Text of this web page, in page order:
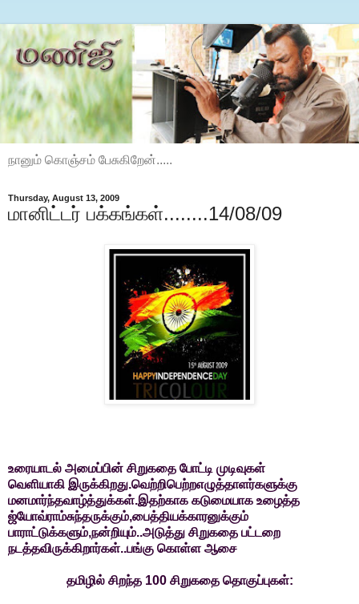
நானும் கொஞ்சம் பேசுகிறேன்.....
Thursday, August 13, 2009
மானிட்டர் பக்கங்கள்........14/08/09
உரையாடல் அமைப்பின் சிறுகதை போட்டி முடிவுகள்
வெளியாகி இருக்கிறது.வெற்றிபெற்றஎழுத்தாளர்களுக்கு
மனமார்ந்தவாழ்த்துக்கள்.இதற்காக கடுமையாக உழைத்த
ஜ்யோவ்ராம்சுந்தருக்கும்,பைத்தியக்காரனுக்கும்
பாராட்டுக்களும்,நன்றியும்..அடுத்து சிறுகதை பட்டறை
நடத்தவிருக்கிறார்கள்..பங்கு கொள்ள ஆசை
தமிழில் சிறந்த 100 சிறுகதை தொகுப்புகள்: